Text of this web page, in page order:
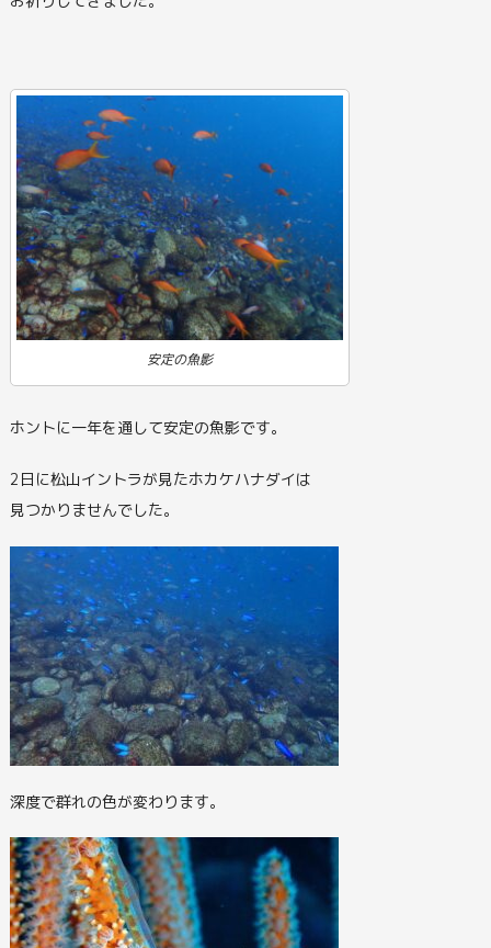
安定の魚影
ホントに一年を通して安定の魚影です。
2日に松山イントラが見たホカケハナダイは
見つかりませんでした。
深度で群れの色が変わります。